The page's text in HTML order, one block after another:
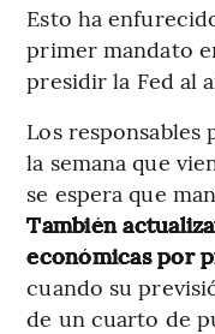
Esto ha
primer mandato
presidir la Fed al
Los responsables
la semana que
se espera que
También
económicas por
cuando su
de un cuarto de